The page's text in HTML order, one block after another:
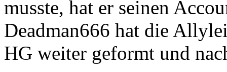
musste, hat er seinen
Deadman666 hat die
HG weiter geformt und